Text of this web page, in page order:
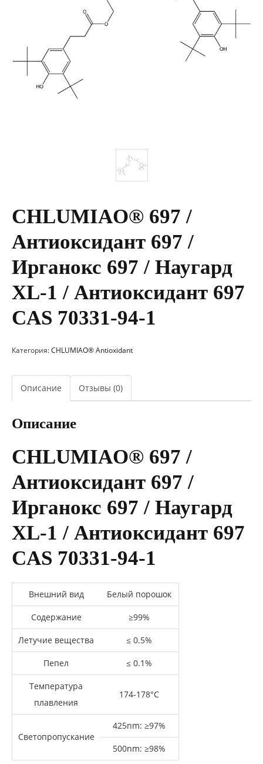
CHLUMIAO® 697 /
Антиоксидант 697 /
Ирганокс 697 / Наугард
XL-1 / Антиоксидант 697
CAS 70331-94-1
Категория:CHLUMIAO® Antioxidant
Описание Отзывы (0)
Описание
CHLUMIAO® 697 /
Антиоксидант 697 /
Ирганокс 697 / Наугард
XL-1 / Антиоксидант 697
CAS 70331-94-1
Внешний вид Белый порошок
Содержание ≥99%
Летучие вещества ≤ 0.5%
Пепел ≤ 0.1%
Температура
плавления
174-178°C
Светопропускание
425nm: ≥97%
500nm: ≥98%